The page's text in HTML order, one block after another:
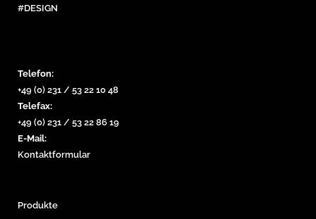
#DESIGN
Telefon:
+49 (0) 231 / 53 22 10 48
Telefax:
+49 (0) 231 / 53 22 86 19
E-Mail:
Kontaktformular
Produkte